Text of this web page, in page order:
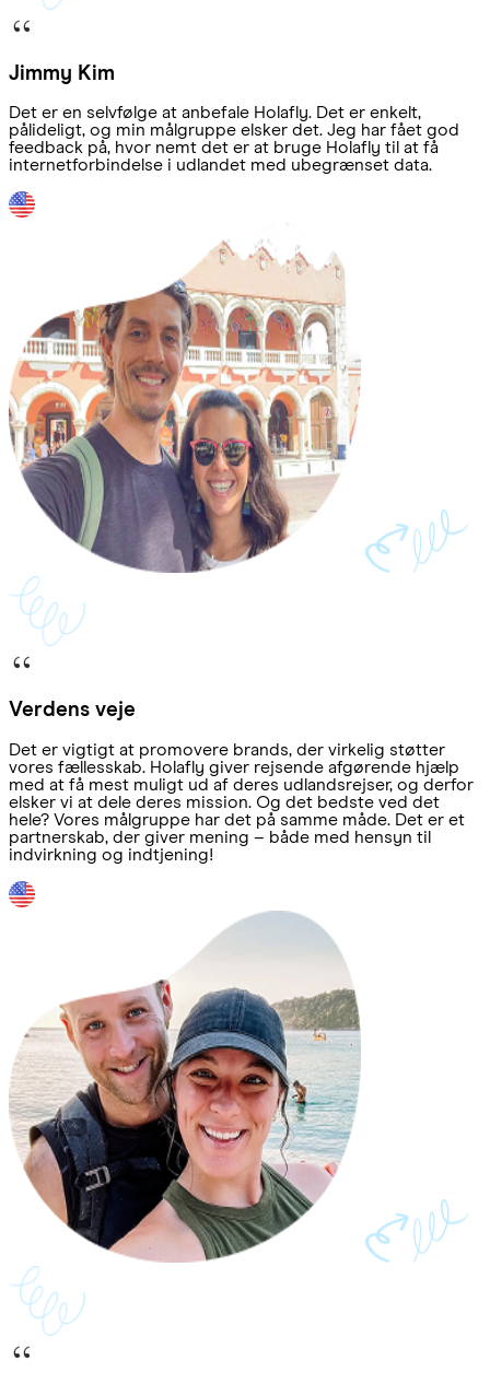
Jimmy Kim
Det er en selvfølge at anbefale Holafly. Det er enkelt,
pålideligt, og min målgruppe elsker det. Jeg har fået god
feedback på, hvor nemt det er at bruge Holafly til at få
internetforbindelse i udlandet med ubegrænset data.
Verdens veje
Det er vigtigt at promovere brands, der virkelig støtter
vores fællesskab. Holafly giver rejsende afgørende hjælp
med at få mest muligt ud af deres udlandsrejser, og derfor
elsker vi at dele deres mission. Og det bedste ved det
hele? Vores målgruppe har det på samme måde. Det er et
partnerskab, der giver mening – både med hensyn til
indvirkning og indtjening!